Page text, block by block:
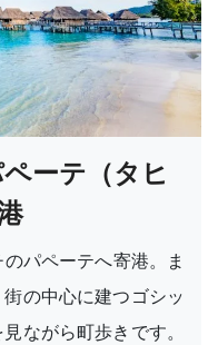
ーテ（タヒ
パペーテへ寄港。ま
の中心に建つゴシッ
ながら町歩きです。